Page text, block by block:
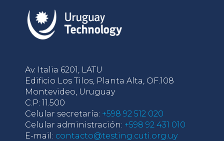
Av. Italia 6201, LATU
Edificio Los Tilos, Planta Alta, OF.108
Montevideo, Uruguay
C.P: 11.500
Celular secretaría: +598 92 512 020
Celular administración: +598 92 431 010
E-mail: contacto@testing.cuti.org.uy